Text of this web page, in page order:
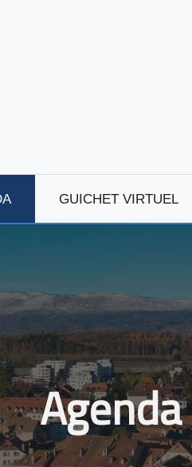
GUICHET VIRTUEL
Agenda